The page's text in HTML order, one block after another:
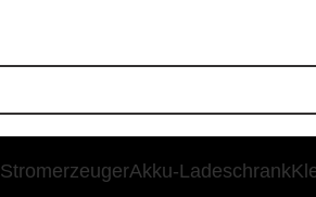
StromerzeugerAkku-Ladeschrank